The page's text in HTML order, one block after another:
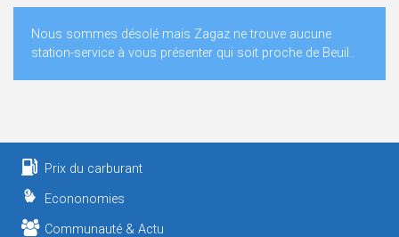
Nous sommes désolé mais Zagaz ne trouve aucune
station-service à vous présenter qui soit proche de Beuil..
Prix du carburant
Econonomies
Communauté & Actu